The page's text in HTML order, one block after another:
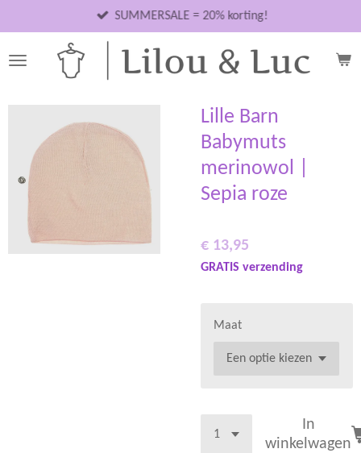
direct
naar
SUMMERSALE = 20% korting!
Lille Barn
Babymuts
merinowol |
Sepia roze
€ 13,95
GRATIS verzending
Maat
In
winkelwagen